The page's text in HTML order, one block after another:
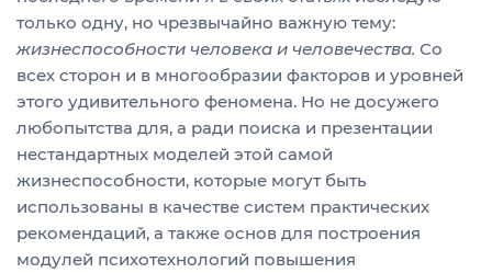
только одну, но чрезвычайно важную тему:
жизнеспособности человека и человечества. Со
всех сторон и в многообразии факторов и уровней
этого удивительного феномена. Но не досужего
любопытства для, а ради поиска и презентации
нестандартных моделей этой самой
жизнеспособности, которые могут быть
использованы в качестве систем практических
рекомендаций, а также основ для построения
модулей психотехнологий повышения